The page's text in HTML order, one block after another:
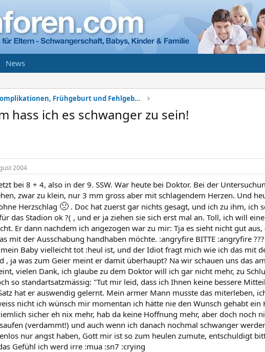
News
Komplikationen, Frühgeburt und Fehlgeburt
hass ich es schwanger zu sein!
2004
bei 8 + 4, also in der 9. SSW. War heute bei Doktor. Bei der
zwar zu klein, nur 3 mm gross aber mit schlagendem Herzen. Und
Herzschlag 🙁 . Doc hat zuerst gar nichts gesagt, und ich zu ihm, ich
das Stadion ok ?( , und er ja ziehen sie sich erst mal an. Toll, ich will
Er dann nachdem ich angezogen war zu mir: Tja es sieht nicht gut
mit der Ausschabung handhaben möchte. :angryfire BITTE :angryfire
Baby vielleicht tot :heul ist, und der Idiot fragt mich wie ich das mit
, ja was zum Geier meint er damit überhaupt? Na wir schauen uns das
vielen Dank, ich glaube zu dem Doktor will ich gar nicht mehr, zu
so standartsatzmässig: "Tut mir leid, dass ich Ihnen keine bessere
hat er auswendig gelernt. Mein armer Mann musste das miterleben,
nicht ich wünsch mir momentan ich hätte nie den Wunsch gehabt ein
sicher eh nix mehr, hab da keine Hoffnung mehr, aber doch noch
(verdammt!) und auch wenn ich danach nochmal schwanger
nur angst haben, Gott mir ist so zum heulen zumute, entschuldigt
Gefühl ich werd irre :mua :sn7 :crying